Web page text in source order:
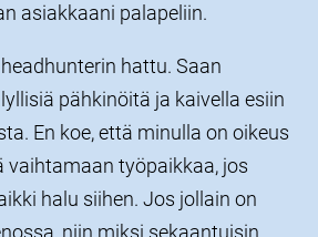
asiakkaani palapeliin.
hattu. Saan
pähkinöitä ja kaivella esiin
En koe, että minulla on oikeus
vaihtamaan työpaikkaa, jos
halu siihen. Jos jollain on
niin miksi sekaantuisin